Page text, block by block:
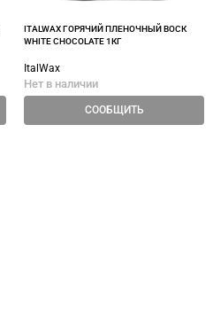
ITALWAX ГОРЯЧИЙ ПЛЕНОЧНЫЙ ВОСК
WHITE CHOCOLATE 1КГ
ItalWax
Нет в наличии
СООБЩИТЬ